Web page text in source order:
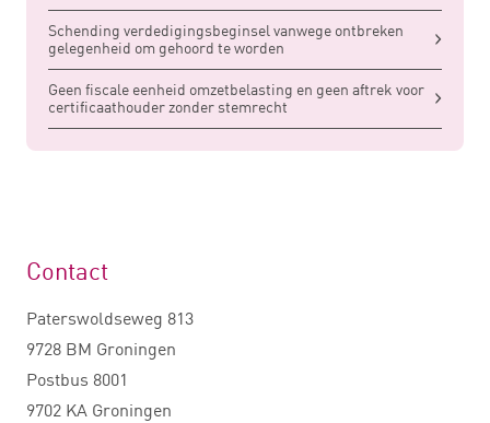
Schending verdedigingsbeginsel vanwege ontbreken
gelegenheid om gehoord te worden
Geen fiscale eenheid omzetbelasting en geen aftrek voor
certificaathouder zonder stemrecht
Contact
Paterswoldseweg 813
9728 BM Groningen
Postbus 8001
9702 KA Groningen